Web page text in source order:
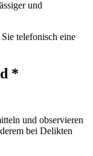
und
telefonisch eine
*
und observieren
bei Delikten